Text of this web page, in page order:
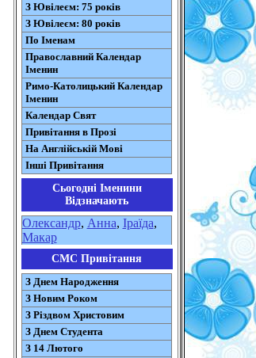
З Ювілеєм: 75 років
З Ювілеєм: 80 років
По Іменам
Православний Календар
Іменин
Римо-Католицький Календар
Іменин
Календар Свят
Привітання в Прозі
На Англійській Мові
Інші Привітання
Сьогодні Іменини
Відзначають
Олександр, Анна, Іраїда,
Макар
СМС Привітання
З Днем Народження
З Новим Роком
З Різдвом Христовим
З Днем Студента
З 14 Лютого